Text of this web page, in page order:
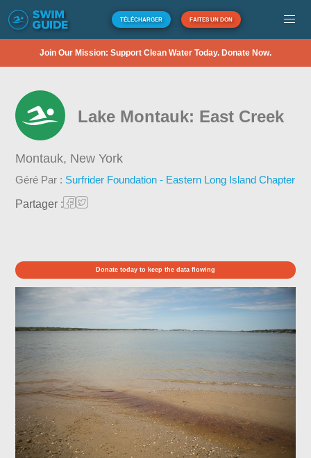
TÉLÉCHARGER FAITES UN DON
Join Our Mission: Support Clean Water Today. Donate Now.
Lake Montauk: East Creek
Montauk, New York
Géré Par : Surfrider Foundation - Eastern Long Island Chapter
Partager :
Donate today to keep the data flowing